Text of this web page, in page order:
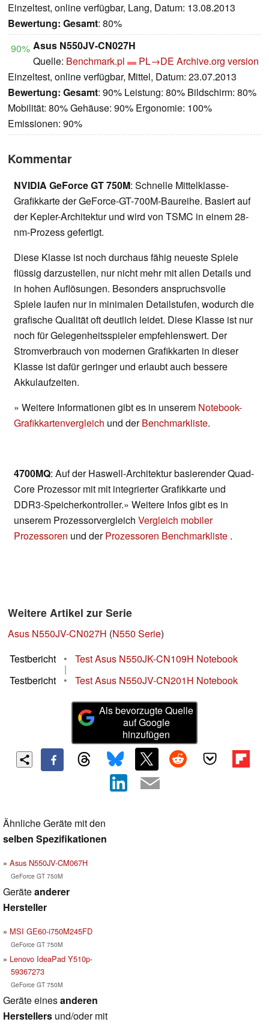
Einzeltest, online verfügbar, Lang, Datum: 13.08.2013
Bewertung: Gesamt: 80%
90% Asus N550JV-CN027H
Quelle: Benchmark.pl PL→DE Archive.org version
Einzeltest, online verfügbar, Mittel, Datum: 23.07.2013
Bewertung: Gesamt: 90% Leistung: 80% Bildschirm: 80%
Mobilität: 80% Gehäuse: 90% Ergonomie: 100%
Emissionen: 90%
Kommentar
NVIDIA GeForce GT 750M: Schnelle Mittelklasse-
Grafikkarte der GeForce-GT-700M-Baureihe. Basiert auf
der Kepler-Architektur und wird von TSMC in einem 28-
nm-Prozess gefertigt.
Diese Klasse ist noch durchaus fähig neueste Spiele
flüssig darzustellen, nur nicht mehr mit allen Details und
in hohen Auflösungen. Besonders anspruchsvolle
Spiele laufen nur in minimalen Detailstufen, wodurch die
grafische Qualität oft deutlich leidet. Diese Klasse ist nur
noch für Gelegenheitsspieler empfehlenswert. Der
Stromverbrauch von modernen Grafikkarten in dieser
Klasse ist dafür geringer und erlaubt auch bessere
Akkulaufzeiten.
» Weitere Informationen gibt es in unserem Notebook-
Grafikkartenvergleich und derBenchmarkliste.
4700MQ: Auf der Haswell-Architektur basierender Quad-
Core Prozessor mit mit integrierter Grafikkarte und
DDR3-Speicherkontroller.» Weitere Infos gibt es in
unserem Prozessorvergleich Vergleich mobiler
Prozessoren und derProzessoren Benchmarkliste .
Weitere Artikel zur Serie
Asus N550JV-CN027H (N550 Serie)
Testbericht
• Test Asus N550JK-CN109H Notebook
|
Testbericht
• Test Asus N550JV-CN201H Notebook
Als bevorzugte Quelle
auf Google
hinzufügen
Ähnliche Geräte mit den
selben Spezifikationen
Asus N550JV-CM067H
GeForce GT 750M
Geräteanderer
Hersteller
MSI GE60-i750M245FD
GeForce GT 750M
Lenovo IdeaPad Y510p-
59367273
GeForce GT 750M
Geräte einesanderen
Herstellers und/oder mit